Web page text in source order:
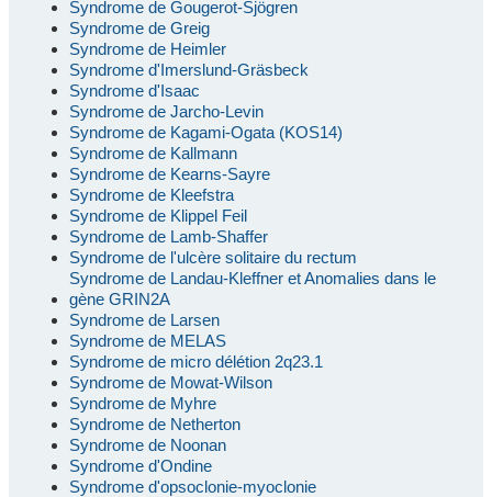
Syndrome de Gougerot-Sjögren
Syndrome de Greig
Syndrome de Heimler
Syndrome d'Imerslund-Gräsbeck
Syndrome d'Isaac
Syndrome de Jarcho-Levin
Syndrome de Kagami-Ogata (KOS14)
Syndrome de Kallmann
Syndrome de Kearns-Sayre
Syndrome de Kleefstra
Syndrome de Klippel Feil
Syndrome de Lamb-Shaffer
Syndrome de l'ulcère solitaire du rectum
Syndrome de Landau-Kleffner et Anomalies dans le
gène GRIN2A
Syndrome de Larsen
Syndrome de MELAS
Syndrome de micro délétion 2q23.1
Syndrome de Mowat-Wilson
Syndrome de Myhre
Syndrome de Netherton
Syndrome de Noonan
Syndrome d'Ondine
Syndrome d'opsoclonie-myoclonie